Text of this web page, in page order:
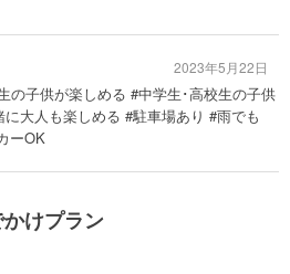
の子供が楽しめる #中学生･高校生の子供
大人も楽しめる #駐車場あり #雨でも
ーOK
2023年5月22日
けプラン